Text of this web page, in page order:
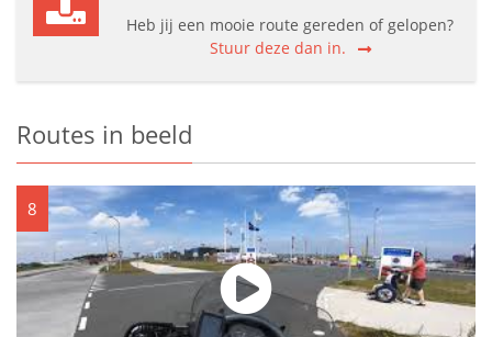
Heb jij een mooie route gereden of gelopen?
Stuur deze dan in.
Routes in beeld
8